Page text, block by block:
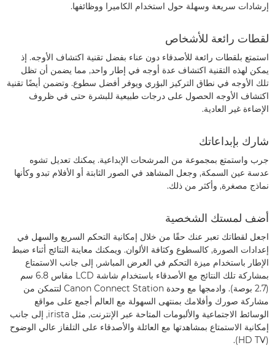
إرشادات سريعة وسهلة حول استخدام الكاميرا ووظائفها.
لقطات رائعة للأشخاص
استمتع بلقطات رائعة للأصدقاء دون عناء بفضل تقنية اكتشاف الأوجه. إذ
يمكن لهذه التقنية اكتشاف عدة أوجه في إطار واحد, مما يضمن أن تظل
تلك الأوجه في نطاق التركيز البؤري ويوفر أفضل سطوع. وتضمن أيضًا تقنية
اكتشاف الأوجه الحصول على درجات طبيعية للبشرة حتى في ظروف
الإضاءة غير العادية.
شارك بإبداعاتك
جرب واستمتع بمجموعة من المرشحات الإبداعية. يمكنك تعديل تشوه
عدسة عين السمكة, وجعل المشاهد في الصور الثابتة أو الأفلام تبدو وكأنها
نماذج مصغرة, وأكثر من ذلك.
أضف لمستك الشخصية
اجعل لقطاتك تعبر عنك حقًا من خلال إمكانية التحكم السريع والسهل في
إعدادات الصورة, كالسطوع وكثافة الألوان. ويمكنك معاينة النتائج أثناء ضبط
الإطار باستخدام ميزة التحكم في العرض المباشر, إلى جانب الاستمتاع
بمشاركة تلك النتائج مع الأصدقاء باستخدام شاشة LCD‏ مقاس 6.8 سم
‏(2.7 بوصة). وادمجها مع وحدة Canon Connect Station لتتمكن من
مشاركة صورك وأفلامك بمنتهى السهولة مع العالم أجمع على مواقع
الوسائط الاجتماعية والألبومات المتاحة عبر الإنترنت, مثل irista, إلى جانب
إمكانية الاستمتاع بمشاهدتها مع العائلة والأصدقاء على التلفاز عالي الوضوح
(HD TV)‏.